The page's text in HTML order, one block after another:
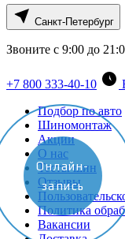
Санкт-Петербург
Звоните с 9:00 до
+7 800 333-40-10
Подбор по авто
Шиномонтаж
Акции
О нас
Тесты шин
Отзывы
Политика
Вакансии
Онлайн-
запись